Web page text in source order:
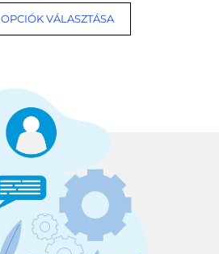
OPCIÓK VÁLASZTÁSA